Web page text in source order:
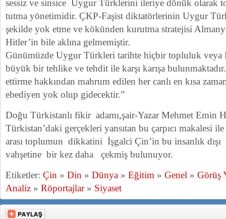
sessiz ve sinsice Uygur Türklerini ileriye dönük olarak
tutma yönetimidir. ÇKP-Faşist diktatörlerinin Uygur
şekilde yok etme ve kökünden kurutma stratejisi
Hitler’in bile aklına gelmemiştir.
Günümüzde Uygur Türkleri tarihte hiçbir topluluk veya
büyük bir tehlike ve tehdit ile karşı karışa
ettirme hakkından mahrum edilen her canlı en kısa
ebediyen yok olup gidecektir.”
Doğu Türkistanlı fikir adamı,şair-Yazar Mehmet Emin
Türkistan’daki gerçekleri yansıtan bu çarpıcı makalesi
arası toplumun dikkatini İşgalci Çin’in bu insanlık dışı
vahşetine bir kez daha çekmiş bulunuyor.
Etiketler: Çin » Din » Dünya » Eğitim » Genel » Görüş
Analiz » Röportajlar» Siyaset